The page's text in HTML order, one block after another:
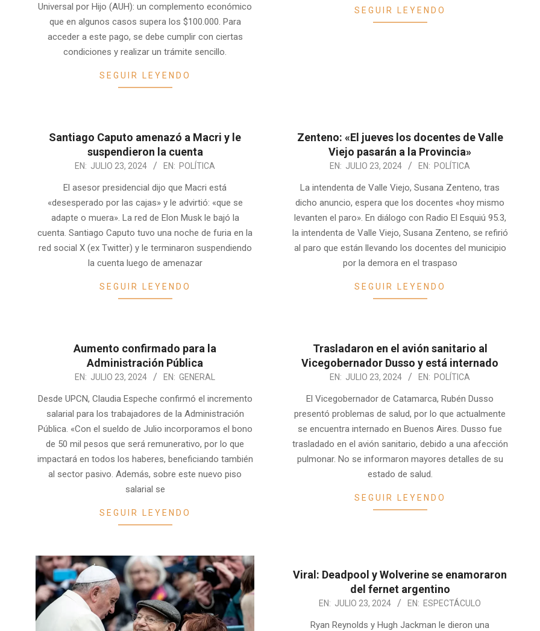
Universal por Hijo (AUH): un complemento económico
que en algunos casos supera los $100.000. Para
acceder a este pago, se debe cumplir con ciertas
condiciones y realizar un trámite sencillo.
SEGUIR LEYENDO
SEGUIR LEYENDO
Santiago Caputo amenazó a Macri y le
suspendieron la cuenta
EN: JULIO 23, 2024 EN: POLÍTICA
El asesor presidencial dijo que Macri está
«desesperado por las cajas» y le advirtió: «que se
adapte o muera». La red de Elon Musk le bajó la
cuenta. Santiago Caputo tuvo una noche de furia en la
red social X (ex Twitter) y le terminaron suspendiendo
la cuenta luego de amenazar
SEGUIR LEYENDO
Zenteno: «El jueves los docentes de Valle
Viejo pasarán a la Provincia»
EN: JULIO 23, 2024 EN: POLÍTICA
La intendenta de Valle Viejo, Susana Zenteno, tras
dicho anuncio, espera que los docentes «hoy mismo
levanten el paro». En diálogo con Radio El Esquiú 95.3,
la intendenta de Valle Viejo, Susana Zenteno, se refirió
al paro que están llevando los docentes del municipio
por la demora en el traspaso
SEGUIR LEYENDO
Aumento confirmado para la
Administración Pública
EN: JULIO 23, 2024 EN: GENERAL
Desde UPCN, Claudia Espeche confirmó el incremento
salarial para los trabajadores de la Administración
Pública. «Con el sueldo de Julio incorporamos el bono
de 50 mil pesos que será remunerativo, por lo que
impactará en todos los haberes, beneficiando también
al sector pasivo. Además, sobre este nuevo piso
salarial se
SEGUIR LEYENDO
Trasladaron en el avión sanitario al
Vicegobernador Dusso y está internado
EN: JULIO 23, 2024 EN: POLÍTICA
El Vicegobernador de Catamarca, Rubén Dusso
presentó problemas de salud, por lo que actualmente
se encuentra internado en Buenos Aires. Dusso fue
trasladado en el avión sanitario, debido a una afección
pulmonar. No se informaron mayores detalles de su
estado de salud.
SEGUIR LEYENDO
Viral: Deadpool y Wolverine se enamoraron
del fernet argentino
EN: JULIO 23, 2024 EN: ESPECTÁCULO
Ryan Reynolds y Hugh Jackman le dieron una